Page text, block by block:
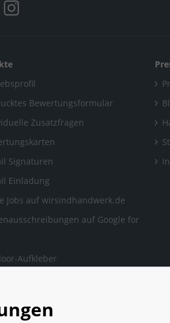
Bewertungsformular
Zusatzfragen
Signaturen
Einladung
Jobs auf wirsindhandwerk.de
auf Google for
Aufkleber
Webseite